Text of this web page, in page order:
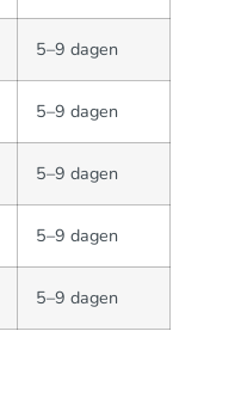
5–9 dagen
5–9 dagen
5–9 dagen
5–9 dagen
5–9 dagen